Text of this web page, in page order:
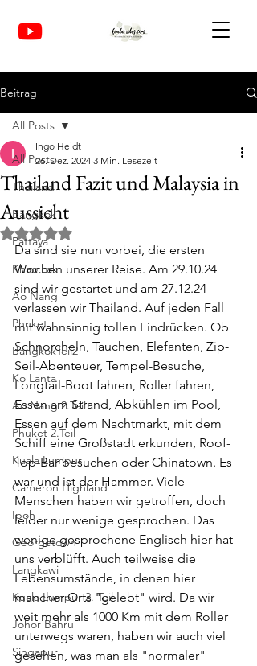
Beitrag
All Posts
Thailand
Bangkok
Pattaya
Khao Lak
Ao Nang
Phuket
BangkokTeil2
Ko Lanta
Ao Nang 2.Teil
Phuket 2.Teil
Kuala Lumpur
Cameron Highland
Ipoh
Georgetown
Langkawi
Kuala Lumpur 2. Teil
Johor Bahru
Singapur
All Posts
Thailand Fazit und Malaysia in
Aussicht
Ingo Heidt
26. Dez. 2024 3 Min. Lesezeit
Mit NaN von 5 Sternen bewertet.
Da sind sie nun vorbei, die ersten
Wochen unserer Reise. Am 29.10.24
sind wir gestartet und am 27.12.24
verlassen wir Thailand. Auf jeden Fall
mit wahnsinnig tollen Eindrücken. Ob
Schnorcheln, Tauchen, Elefanten, Zip-
Seil-Abenteuer, Tempel-Besuche,
Longtail-Boot fahren, Roller fahren,
Essen am Strand, Abkühlen im Pool,
Essen auf dem Nachtmarkt, mit dem
Schiff eine Großstadt erkunden, Roof-
Top-Bar besuchen oder Chinatown. Es
war und ist der Hammer. Viele
Menschen haben wir getroffen, doch
leider nur wenige gesprochen. Das
wenige gesprochene Englisch hier hat
uns verblüfft. Auch teilweise die
Lebensumstände, in denen hier
mancher Orts "gelebt" wird. Da wir
weit mehr als 1000 Km mit dem Roller
unterwegs waren, haben wir auch viel
gesehen, was man als "normaler"